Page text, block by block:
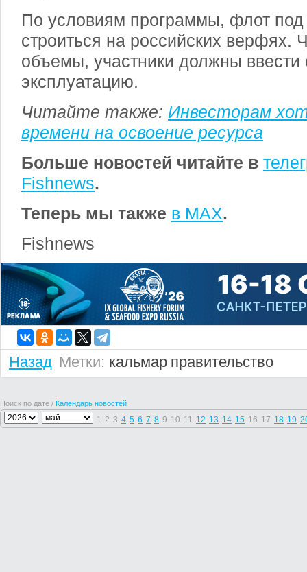
По условиям программы, флот под
строиться на российских верфях.
объемы, участники должны ввести
эксплуатацию.
Читайте также: Инвесторам
времени на освоение ресурса
Больше новостей читайте в
Fishnews.
Теперь мы также в MAX.
Fishnews
Назад Метки: кальмар правительство
Поиск по дате / Календарь новостей
1 2 3 4 5 6 7 8 9 10 11 12 13 14 15 16 17 18 19